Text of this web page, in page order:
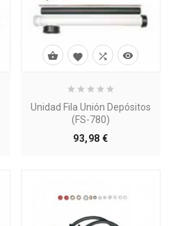
Unidad Fila Unión Depósitos
(FS-780)
93,98 €Precio
   